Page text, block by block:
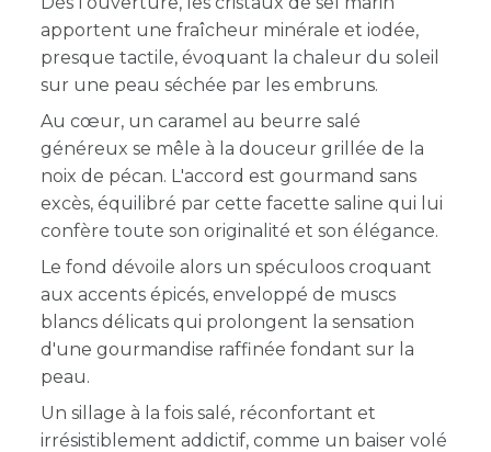
apportent une fraîcheur minérale et iodée,
presque tactile, évoquant la chaleur du soleil
sur une peau séchée par les embruns.
Au cœur, un caramel au beurre salé
généreux se mêle à la douceur grillée de la
noix de pécan. L'accord est gourmand sans
excès, équilibré par cette facette saline qui lui
confère toute son originalité et son élégance.
Le fond dévoile alors un spéculoos croquant
aux accents épicés, enveloppé de muscs
blancs délicats qui prolongent la sensation
d'une gourmandise raffinée fondant sur la
peau.
Un sillage à la fois salé, réconfortant et
irrésistiblement addictif, comme un baiser volé